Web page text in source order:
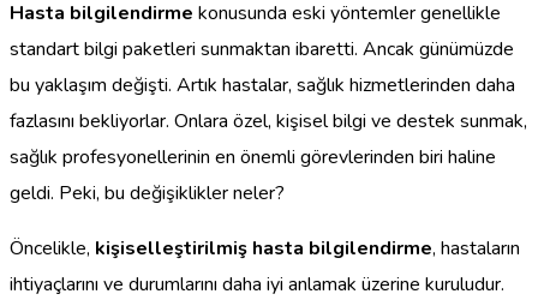
Hasta bilgilendirme konusunda eski yöntemler genellikle
standart bilgi paketleri sunmaktan ibaretti. Ancak günümüzde
bu yaklaşım değişti. Artık hastalar, sağlık hizmetlerinden daha
fazlasını bekliyorlar. Onlara özel, kişisel bilgi ve destek sunmak,
sağlık profesyonellerinin en önemli görevlerinden biri haline
geldi. Peki, bu değişiklikler neler?
Öncelikle, kişiselleştirilmiş hasta bilgilendirme, hastaların
ihtiyaçlarını ve durumlarını daha iyi anlamak üzerine kuruludur.